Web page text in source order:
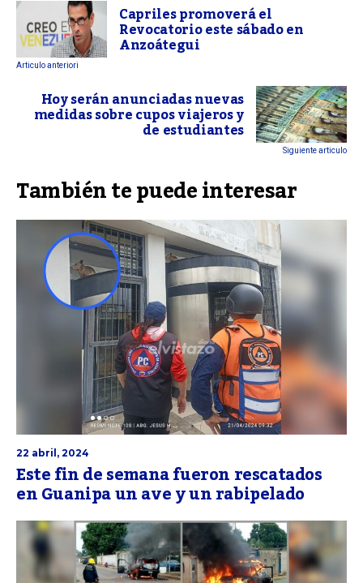
Capriles promoverá el
Revocatorio este sábado en
Anzoátegui
Articulo anteriori
Hoy serán anunciadas nuevas
medidas sobre cupos viajeros y
de estudiantes
Siguiente articulo
También te puede interesar
22 abril, 2024
Este fin de semana fueron rescatados
en Guanipa un ave y un rabipelado